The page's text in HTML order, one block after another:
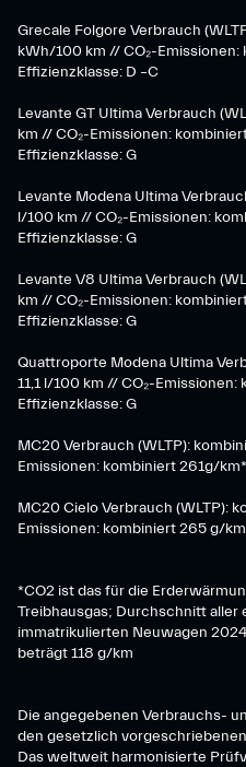
Grecale Folgore Verbrauch
kWh/100 km // CO₂-
Effizienzklasse: D –C
Levante GT Ultima Verbrauch
km // CO₂-Emissionen:
Effizienzklasse: G
Levante Modena Ultima
l/100 km // CO₂-Emissionen:
Effizienzklasse: G
Levante V8 Ultima Verbrauch
km // CO₂-Emissionen:
Effizienzklasse: G
Quattroporte Modena Ultima
11,1 l/100 km // CO₂-
Effizienzklasse: G
MC20 Verbrauch (WLTP):
Emissionen: kombiniert 261g/
MC20 Cielo Verbrauch (WLTP):
Emissionen: kombiniert 265 g/
*CO2 ist das für die
Treibhausgas; Durchschnitt aller
immatrikulierten Neuwagen
beträgt 118 g/km
Die angegebenen Verbrauchs-
den gesetzlich
Das weltweit harmonisierte